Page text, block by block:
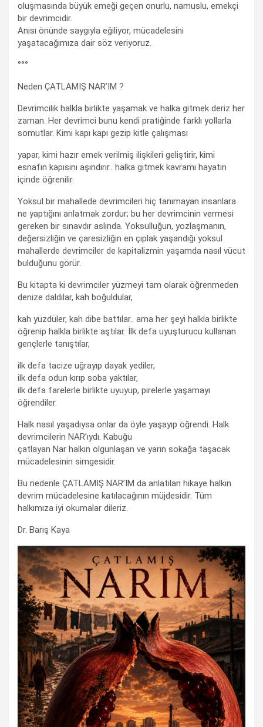
oluşmasında büyük emeği geçen onurlu, namuslu, emekçi
bir devrimcidir.
Anısı önünde saygıyla eğiliyor, mücadelesini
yaşatacağımıza dair söz veriyoruz.
°°°
Neden ÇATLAMIŞ NAR’IM ?
Devrimcilik halkla birlikte yaşamak ve halka gitmek deriz her
zaman. Her devrimci bunu kendi pratiğinde farklı yollarla
somutlar. Kimi kapı kapı gezip kitle çalışması
yapar, kimi hazır emek verilmiş ilişkileri geliştirir, kimi
esnafın kapısını aşındırır.. halka gitmek kavramı hayatın
içinde öğrenilir.
Yoksul bir mahallede devrimcileri hiç tanımayan insanlara
ne yaptığını anlatmak zordur; bu her devrimcinin vermesi
gereken bir sınavdır aslında. Yoksulluğun, yozlaşmanın,
değersizliğin ve çaresizliğin en çıplak yaşandığı yoksul
mahallerde devrimciler de kapitalizmin yaşamda nasıl vücut
bulduğunu görür.
Bu kitapta ki devrimciler yüzmeyi tam olarak öğrenmeden
denize daldılar, kah boğuldular,
kah yüzdüler, kah dibe battılar.. ama her şeyi halkla birlikte
öğrenip halkla birlikte aştılar. İlk defa uyuşturucu kullanan
gençlerle tanıştılar,
ilk defa tacize uğrayıp dayak yediler,
ilk defa odun kırıp soba yaktılar,
ilk defa farelerle birlikte uyuyup, pirelerle yaşamayı
öğrendiler.
Halk nasıl yaşadıysa onlar da öyle yaşayıp öğrendi. Halk
devrimcilerin NAR’ıydı. Kabuğu
çatlayan Nar halkın olgunlaşan ve yarın sokağa taşacak
mücadelesinin simgesidir.
Bu nedenle ÇATLAMIŞ NAR’IM da anlatılan hikaye halkın
devrim mücadelesine katılacağının müjdesidir. Tüm
halkımıza iyi okumalar dileriz.
Dr. Barış Kaya